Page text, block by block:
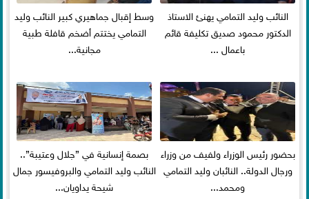
النائب وليد التمامي يهنئ الاستاذ
الدكتور محمود صديق تكليفة قائم
باعمال ...
وسط إقبال جماهيري كبير النائب وليد
التمامي يختتم أضخم قافلة طبية
مجانية...
بحضور رئيس الوزراء ولفيف من وزراء
ورجال الدولة.. النائبان وليد التمامي
ومحمد...
بصمة إنسانية في ”جلال وعتيبة”..
النائب وليد التمامي والبروفيسور جمال
شيحة يداويان...